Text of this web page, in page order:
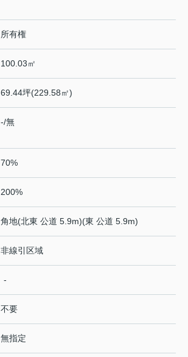
所有権
100.03㎡
69.44坪(229.58㎡)
-/無
70%
200%
角地(北東 公道 5.9m)(東 公道 5.9m)
非線引区域
-
不要
無指定